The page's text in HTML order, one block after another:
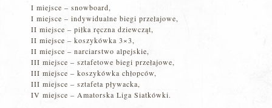
I miejsce – snowboard,
I miejsce – indywidualne biegi przełajowe,
II miejsce – piłka ręczna dziewcząt,
II miejsce – koszykówka 3×3,
II miejsce – narciarstwo alpejskie,
III miejsce – sztafetowe biegi przełajowe,
III miejsce – koszykówka chłopców,
III miejsce – sztafeta pływacka,
IV miejsce – Amatorska Liga Siatkówki.